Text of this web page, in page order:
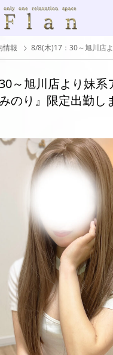
情報 8/8(木)17：30～旭川店より
～旭川店より妹系
みのり』限定出勤し